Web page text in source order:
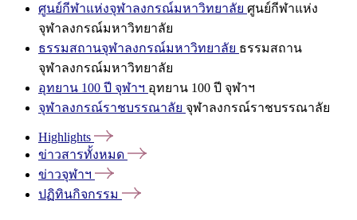
ศูนย์กีฬาแห่งจุฬาลงกรณ์มหาวิทยาลัย ศูนย์กีฬาแห่ง
จุฬาลงกรณ์มหาวิทยาลัย
ธรรมสถานจุฬาลงกรณ์มหาวิทยาลัย ธรรมสถาน
จุฬาลงกรณ์มหาวิทยาลัย
อุทยาน 100 ปี จุฬาฯ อุทยาน 100 ปี จุฬาฯ
จุฬาลงกรณ์ราชบรรณาลัย จุฬาลงกรณ์ราชบรรณาลัย
Highlights
ข่าวสารทั้งหมด
ข่าวจุฬาฯ
ปฏิทินกิจกรรม